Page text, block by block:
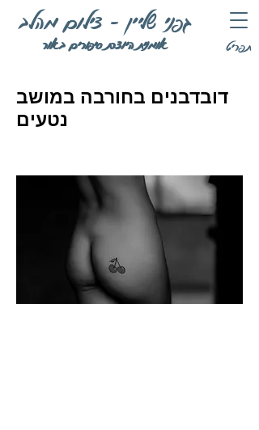
אומנית היוצרת סיפורים באור
גפני שליין - צילום מהלב
תפריט
דובדבנים בחורבה במושב
נטעים